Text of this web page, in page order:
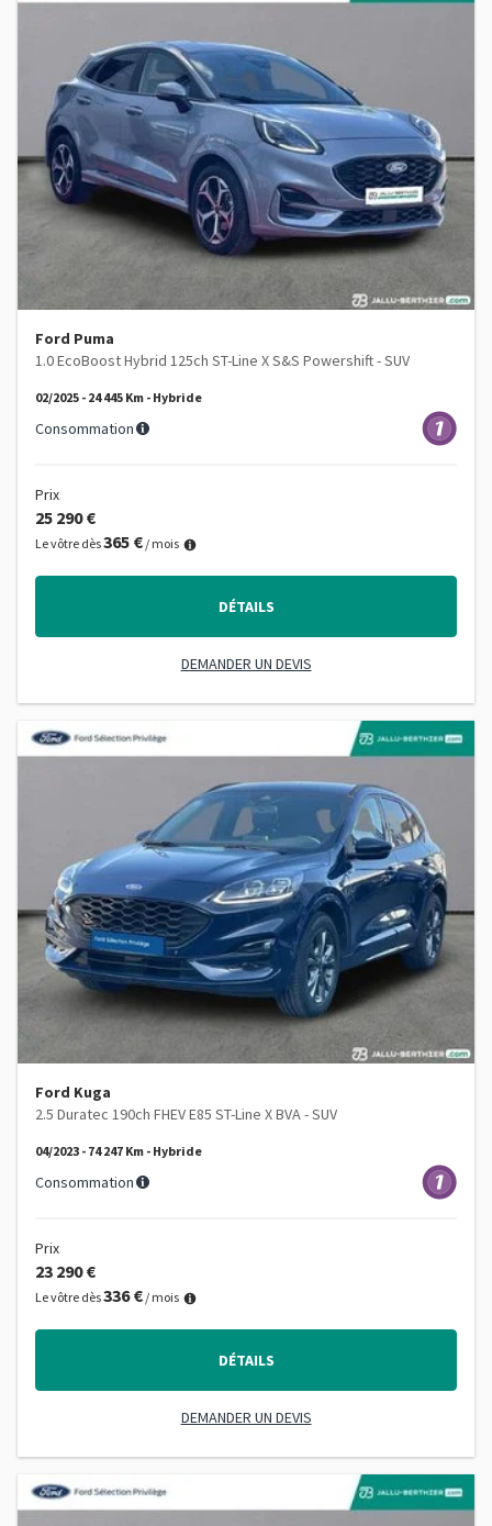
Ford Puma
1.0 EcoBoost Hybrid 125ch ST-Line X S&S Powershift - SUV
02/2025 - 24 445 Km - Hybride
Consommation
Prix
25 290 €
Le vôtre dès365 € / mois
DÉTAILS
DEMANDER UN DEVIS
Ford Kuga
2.5 Duratec 190ch FHEV E85 ST-Line X BVA - SUV
04/2023 - 74 247 Km - Hybride
Consommation
Prix
23 290 €
Le vôtre dès336 € / mois
DÉTAILS
DEMANDER UN DEVIS